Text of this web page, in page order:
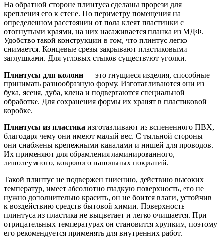
На обратной стороне плинтуса сделаны прорези для
крепления его к стене. По периметру помещения на
определенном расстоянии от пола клеят пластинки с
отогнутыми краями, на них насаживается планка из МДФ.
Удобство такой конструкции в том, что плинтус легко
снимается. Концевые срезы закрывают пластиковыми
заглушками. Для угловых стыков существуют уголки.
Плинтусы для колонн — это гнущиеся изделия, способные
принимать разнообразную форму. Изготавливаются они из
бука, ясеня, дуба, клена и подвергаются специальной
обработке. Для сохранения формы их хранят в пластиковой
коробке.
Плинтусы из пластика изготавливают из вспененного ПВХ,
благодаря чему они имеют малый вес. С тыльной стороны
они снабжены крепежными каналами и нишей для проводов.
Их применяют для обрамления ламинированного,
линолеумного, коврового напольных покрытий.
Такой плинтус не подвержен гниению, действию вы­соких
температур, имеет абсолютно гладкую поверхность, его не
нужно дополнительно красить, он не боится влаги, устойчив
к воздействию средств бытовой химии. Поверхность
плинтуса из пластика не выцветает и легко очищается. При
отрицательных температурах он становится хрупким, поэтому
его рекомендуется применять для внутренних работ.